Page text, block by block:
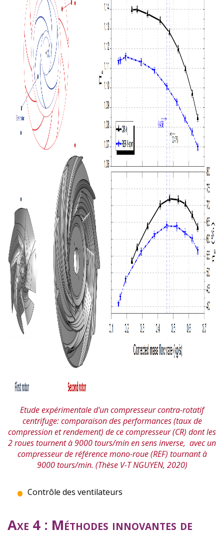
Etude expérimentale d'un compresseur contra-rotatif
centrifuge: comparaison des performances (taux de
compression et rendement) de ce compresseur (CR) dont les
2 roues tournent à 9000 tours/min en sens inverse, avec un
compresseur de référence mono-roue (REF) tournant à
9000 tours/min. (Thèse V-T NGUYEN, 2020)
Contrôle des ventilateurs
Axe 4 : Méthodes innovantes de